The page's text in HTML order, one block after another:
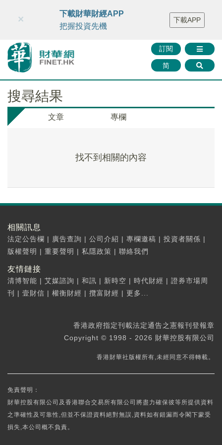
財華智庫網 FINTV FINMETA 財華證券 媒體矩陣
智庫沙龍
聯絡我們
訂閱
简
×
下載財華財經APP
把握投資先機
下載APP
搜尋結果
文章 專欄
找不到相關的內容
相關訊息
法定公告欄 | 廣告查詢 | 公司介紹 | 專欄邀稿 | 投資者關係 |
版權聲明 | 重要聲明 | 私隱政策 | 聯絡我們
友情鏈接
清博智能 | 艾媒諮詢 | 和訊 | 新時空 | 時代財經 | 證券市場周
刊
| 壹財信 | 權衡財經 | 攬富財經 | 更多...
香港政府指定刊載法定通告之憲報刊登報章
Copyright © 1998 - 2026 財華控股有限公司
香港財華社版權所有,未經同意不得轉載。
免責聲明：
財華控股有限公司及香港聯合交易所有限公司將盡力確保彼等所提供資料
之準確性及可靠性,但並不保證資料絕對無誤,資料如有錯漏而令閣下蒙受
損失,本公司概不負責。